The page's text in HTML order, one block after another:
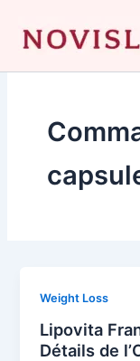
content
Weight Loss
Lipovita
Détails de